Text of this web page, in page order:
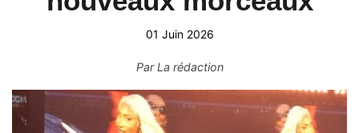
01 Juin 2026
ParLa rédaction